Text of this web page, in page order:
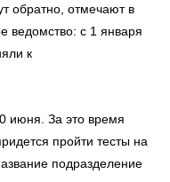
обратно, отмечают в
ведомство: с 1 января
к
июня. За это время
пройти тесты на
подразделение